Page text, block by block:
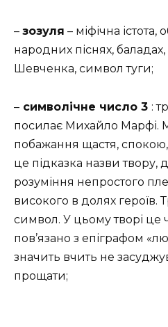
– зозуля – міфічна істота,
народних піснях, баладах,
Шевченка, символ туги;
– символічне число 3 :
посилає Михайло Марфі.
побажання щастя,
це підказка назви твору,
розуміння непростого
високого в долях героїв.
символ. У цьому творі це
пов’язано з епіграфом
значить вчить не
прощати;